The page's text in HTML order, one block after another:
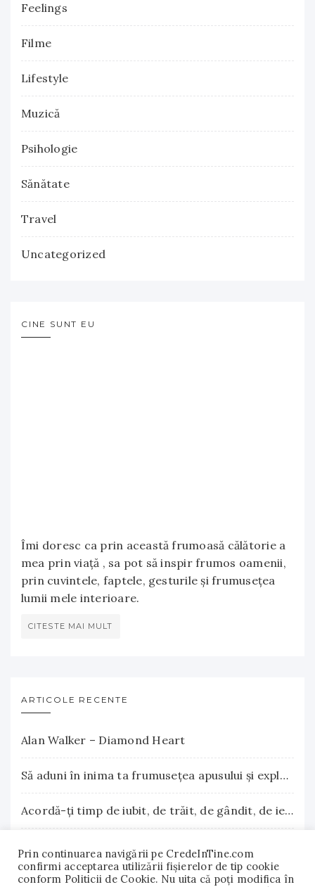
Feelings
Filme
Lifestyle
Muzică
Psihologie
Sănătate
Travel
Uncategorized
CINE SUNT EU
Îmi doresc ca prin această frumoasă călătorie a
mea prin viață , sa pot să inspir frumos oamenii,
prin cuvintele, faptele, gesturile și frumusețea
lumii mele interioare.
CITESTE MAI MULT
ARTICOLE RECENTE
Alan Walker – Diamond Heart
Să aduni în inima ta frumuseţea apusului şi explozia nesfârşită a răsăritului
Acordă-ţi timp de iubit, de trăit, de gândit, de iertat
Surse naturale de biotină care încurajează creşterea părului. Vitamina B7 susţine sănătatea părului, pielii şi unghiilor
Prin continuarea navigării pe CredeInTine.com
confirmi acceptarea utilizării fişierelor de tip cookie
conform Politicii de Cookie. Nu uita că poți modifica în